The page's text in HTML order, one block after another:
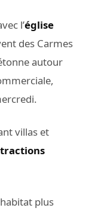
l’église
des Carmes
autour
villas et
plus